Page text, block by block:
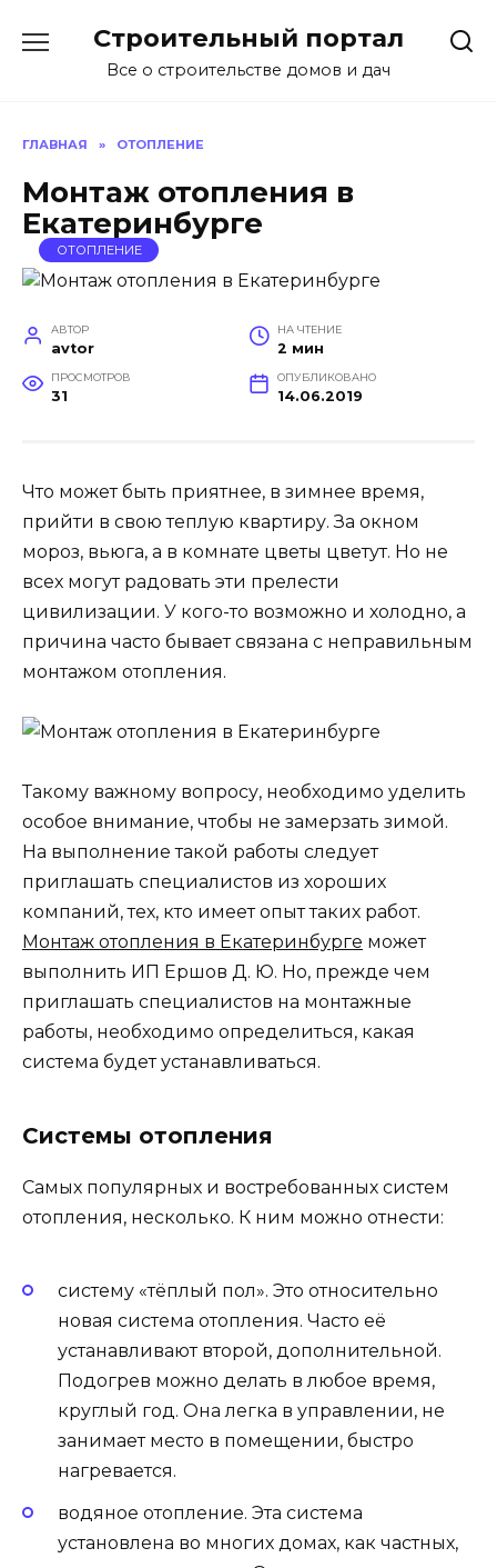
содержанию
Строительный портал
Все о строительстве домов и дач
ГЛАВНАЯ » ОТОПЛЕНИЕ
Монтаж отопления в
Екатеринбурге
ОТОПЛЕНИЕ
АВТОР
avtor
НА ЧТЕНИЕ
2 мин
ПРОСМОТРОВ
31
ОПУБЛИКОВАНО
14.06.2019
Что может быть приятнее, в зимнее время,
прийти в свою теплую квартиру. За окном
мороз, вьюга, а в комнате цветы цветут. Но не
всех могут радовать эти прелести
цивилизации. У кого-то возможно и холодно, а
причина часто бывает связана с неправильным
монтажом отопления.
Такому важному вопросу, необходимо уделить
особое внимание, чтобы не замерзать зимой.
На выполнение такой работы следует
приглашать специалистов из хороших
компаний, тех, кто имеет опыт таких работ.
Монтаж отопления в Екатеринбурге может
выполнить ИП Ершов Д. Ю. Но, прежде чем
приглашать специалистов на монтажные
работы, необходимо определиться, какая
система будет устанавливаться.
Системы отопления
Самых популярных и востребованных систем
отопления, несколько. К ним можно отнести:
систему «тёплый пол». Это относительно
новая система отопления. Часто её
устанавливают второй, дополнительной.
Подогрев можно делать в любое время,
круглый год. Она легка в управлении, не
занимает место в помещении, быстро
нагревается.
водяное отопление. Эта система
установлена во многих домах, как частных,